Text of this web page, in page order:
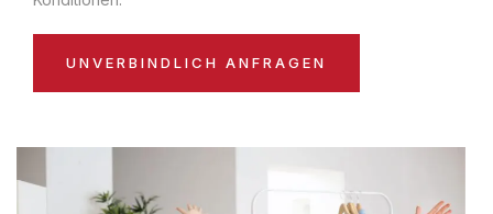
UNVERBINDLICH ANFRAGEN